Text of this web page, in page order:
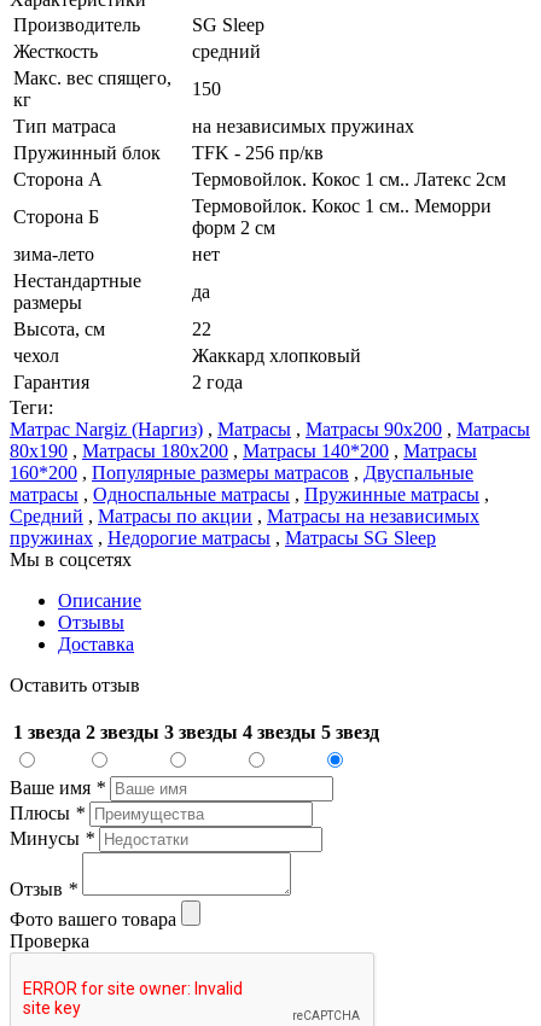
Производитель
SG Sleep
Жесткость
средний
Макс. вес спящего,
кг
150
Тип матраса
на независимых пружинах
Пружинный блок
TFK - 256 пр/кв
Сторона А
Термовойлок. Кокос 1 см.. Латекс 2см
Сторона Б
Термовойлок. Кокос 1 см.. Меморри
форм 2 см
зима-лето
нет
Нестандартные
размеры
да
Высота, см
22
чехол
Жаккард хлопковый
Гарантия
2 года
Теги:
Матрас Nargiz (Наргиз) , Матрасы , Матрасы 90x200 , Матрасы
80x190 , Матрасы 180x200 , Матрасы 140*200 , Матрасы
160*200 , Популярные размеры матрасов , Двуспальные
матрасы , Односпальные матрасы , Пружинные матрасы ,
Средний , Матрасы по акции , Матрасы на независимых
пружинах , Недорогие матрасы , Матрасы SG Sleep
Мы в соцсетях
Описание
Отзывы
Доставка
Оставить отзыв
1 звезда 2 звезды 3 звезды 4 звезды 5 звезд
Ваше имя *
Плюсы *
Минусы *
Отзыв *
Фото вашего товара
Проверка